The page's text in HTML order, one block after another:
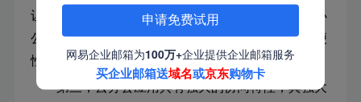
让用户无论使用何种终端设备，都可以使用相同的办
公环境，访问相同的数据内容，从而大大提高了方便
性。
第三，云办公应用具有强大的协同特性，其强大
申请免费试用
网易企业邮箱为100万+企业提供企业邮箱服务
买企业邮箱送域名或京东购物卡